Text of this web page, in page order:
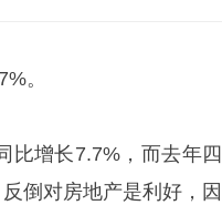
。
比增长7.7%，而去年四
倒对房地产是利好，因